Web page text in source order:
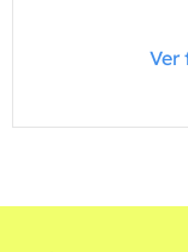
Ver